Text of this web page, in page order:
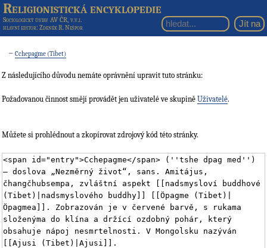
Religionistická encyklopedie
Sociologický ústav AV ČR, v.v.i.
hlavní editor: Zdeněk R. Nešpor
←Cchepagme (Tibet)
Z následujícího důvodu nemáte oprávnění upravit tuto stránku:
Požadovanou činnost smějí provádět jen uživatelé ve skupině Uživatelé.
Můžete si prohlédnout a zkopírovat zdrojový kód této stránky.